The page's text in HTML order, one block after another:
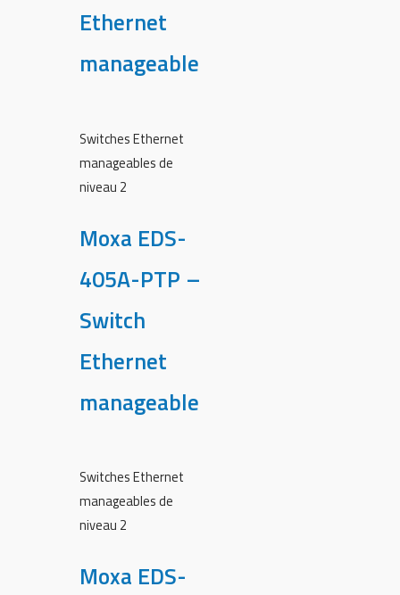
Ethernet
manageable
Switches Ethernet
manageables de
niveau 2
Moxa EDS-
405A-PTP –
Switch
Ethernet
manageable
Switches Ethernet
manageables de
niveau 2
Moxa EDS-